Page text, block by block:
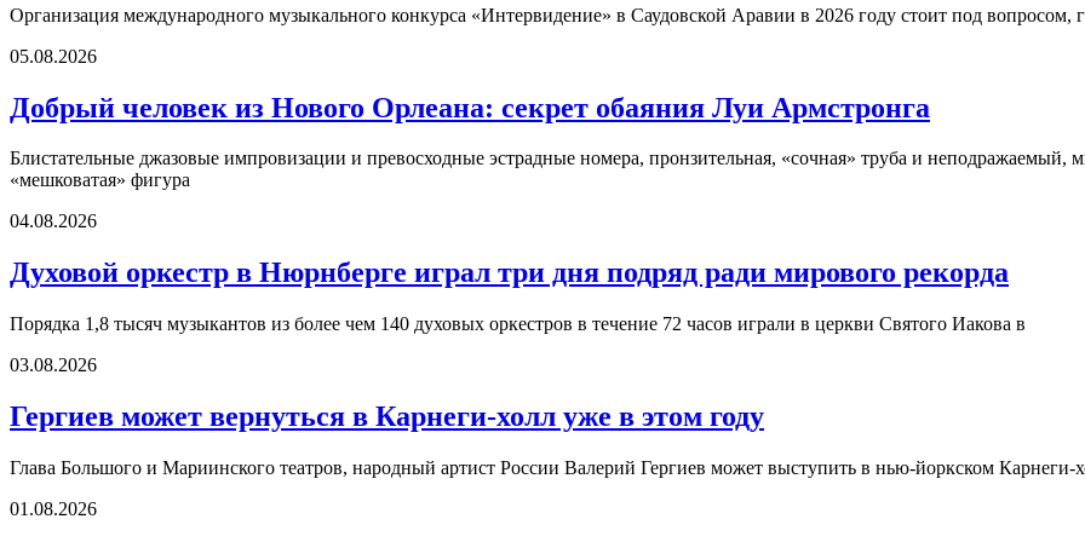
Организация международного музыкального конкурса «Интервидение» в Саудовской Аравии в 2026 году стоит под вопросом,
05.08.2026
Добрый человек из Нового Орлеана: секрет обаяния Луи Армстронга
Блистательные джазовые импровизации и превосходные эстрадные номера, пронзительная, «сочная» труба и неподражаемый,
«мешковатая» фигура
04.08.2026
Духовой оркестр в Нюрнберге играл три дня подряд ради мирового рекорда
Порядка 1,8 тысяч музыкантов из более чем 140 духовых оркестров в течение 72 часов играли в церкви Святого Иакова в
03.08.2026
Гергиев может вернуться в Карнеги-холл уже в этом году
Глава Большого и Мариинского театров, народный артист России Валерий Гергиев может выступить в нью-йоркском Карнеги-
01.08.2026